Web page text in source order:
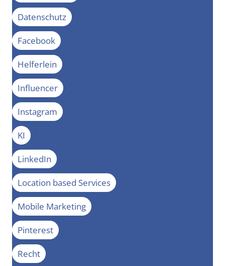
Datenschutz
Facebook
Helferlein
Influencer
Instagram
KI
LinkedIn
Location based Services
Mobile Marketing
Pinterest
Recht